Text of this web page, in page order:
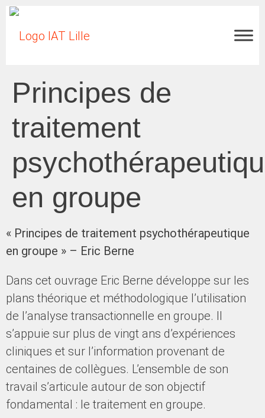
Principes de
traitement
en groupe
« Principes de traitement psychothérapeutique
en groupe » – Eric Berne
Dans cet ouvrage Eric Berne développe sur les
plans théorique et méthodologique l’utilisation
de l’analyse transactionnelle en groupe. Il
s’appuie sur plus de vingt ans d’expériences
cliniques et sur l’information provenant de
centaines de collègues. L’ensemble de son
travail s’articule autour de son objectif
fondamental : le traitement en groupe.